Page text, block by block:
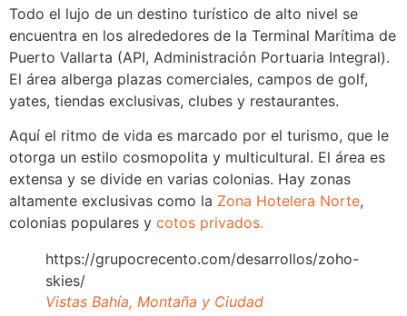
Todo el lujo de un destino turístico de alto nivel se
encuentra en los alrededores de la Terminal Marítima de
Puerto Vallarta (API, Administración Portuaria Integral).
El área alberga plazas comerciales, campos de golf,
yates, tiendas exclusivas, clubes y restaurantes.
Aquí el ritmo de vida es marcado por el turismo, que le
otorga un estilo cosmopolita y multicultural. El área es
extensa y se divide en varias colonias. Hay zonas
altamente exclusivas como la Zona Hotelera Norte,
colonias populares y cotos privados.
https://grupocrecento.com/desarrollos/zoho-
skies/
Vistas Bahía, Montaña y Ciudad